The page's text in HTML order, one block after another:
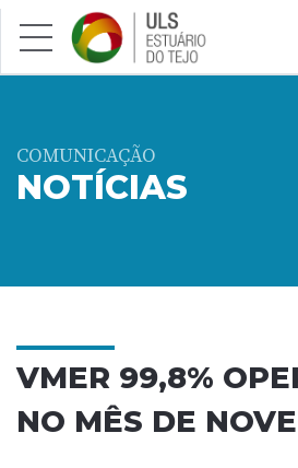
Saltar para conteúdo principal
COMUNICAÇÃO
NOTÍCIAS
VMER 99,8%
NO MÊS DE